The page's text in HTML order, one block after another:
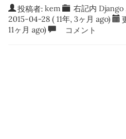
投稿者: kem 右記内 Django
2015-04-28 ( 11年, 3ヶ月 ago)
11ヶ月 ago)
コメント